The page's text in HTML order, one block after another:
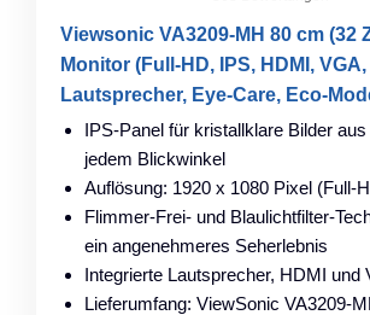
Viewsonic VA3209-MH 80 cm (32
Monitor (Full-HD, IPS, HDMI, VGA,
Lautsprecher, Eye-Care, Eco-
IPS-Panel für kristallklare Bilder
jedem Blickwinkel
Auflösung: 1920 x 1080 Pixel (Full-
Flimmer-Frei- und Blaulichtfilter-
ein angenehmeres Seherlebnis
Integrierte Lautsprecher, HDMI und
Lieferumfang: ViewSonic VA3209-